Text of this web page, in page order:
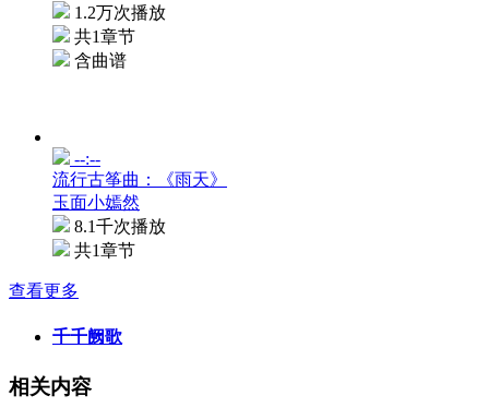
1.2万次播放
共1章节
含曲谱
--:--
流行古筝曲：《雨天》
玉面小嫣然
8.1千次播放
共1章节
查看更多
千千阙歌
相关内容